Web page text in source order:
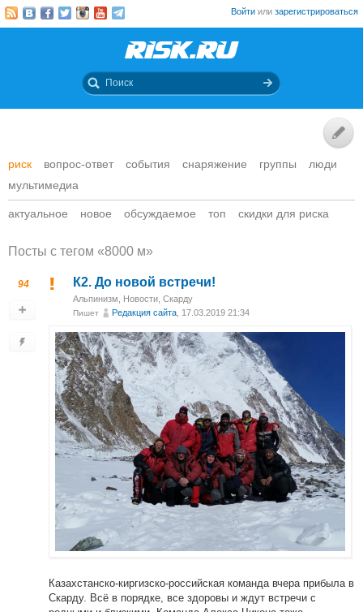
Войти или зарегистрироваться
риск вопрос-ответ события снаряжение группы
люди
мультимедиа
актуальное новое обсуждаемое топ скидки для риска
Посты c тегом «8000 м»
94 К2. До новой встречи!
Альпинизм Новости Скарду
Пишет Редакция сайта , 17.03.2019 21:34
Казахстанско-киргизско-российская команда вчера прибыла в
Скарду. Всё в порядке, все здоровы и ждут встречи с